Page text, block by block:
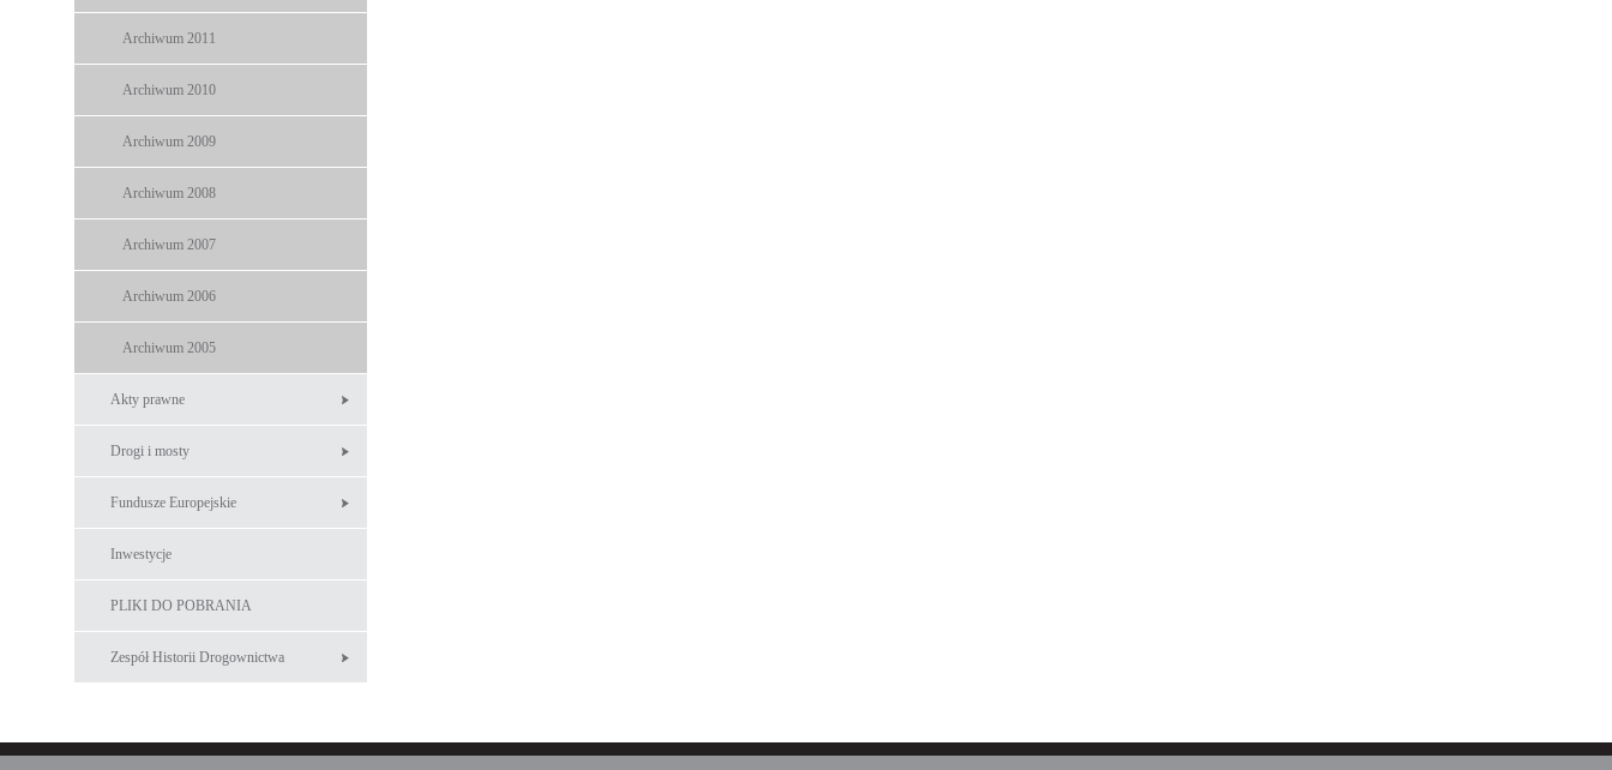
Archiwum 2011
Archiwum 2010
Archiwum 2009
Archiwum 2008
Archiwum 2007
Archiwum 2006
Archiwum 2005
Akty prawne
Drogi i mosty
Fundusze Europejskie
Inwestycje
PLIKI DO POBRANIA
Zespół Historii Drogownictwa